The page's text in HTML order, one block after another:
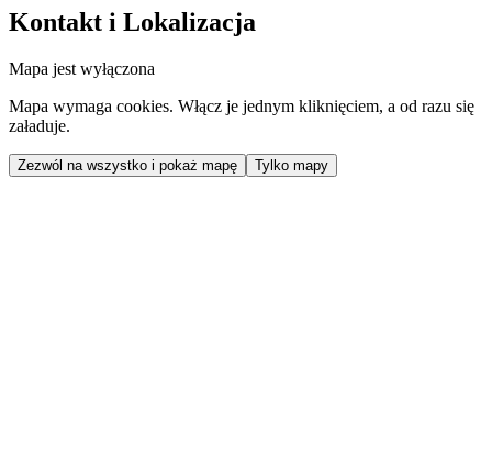
Kontakt i Lokalizacja
Mapa jest wyłączona
Mapa wymaga cookies. Włącz je jednym kliknięciem, a od razu się
załaduje.
Zezwól na wszystko i pokaż mapę Tylko mapy